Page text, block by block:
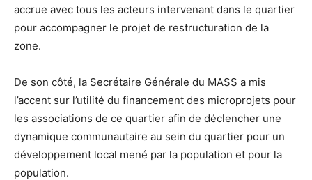
accrue avec tous les acteurs intervenant dans le quartier
pour accompagner le projet de restructuration de la
zone.
De son côté, la Secrétaire Générale du MASS a mis
l’accent sur l’utilité du financement des microprojets pour
les associations de ce quartier afin de déclencher une
dynamique communautaire au sein du quartier pour un
développement local mené par la population et pour la
population.